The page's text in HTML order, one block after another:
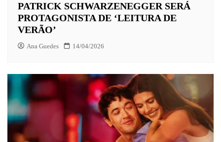
PATRICK SCHWARZENEGGER SERÁ
PROTAGONISTA DE ‘LEITURA DE
VERÃO’
Ana Guedes 14/04/2026